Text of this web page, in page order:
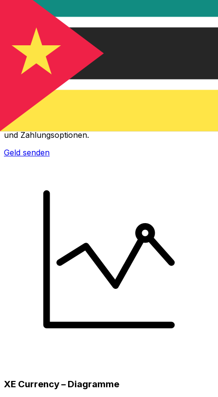
XE Internationaler Geldtransfer
Geld schnell, sicher und einfach online versenden. Live-
Verfolgung und Benachrichtigungen + flexible Liefer-
und Zahlungsoptionen.
Geld senden
XE Currency – Diagramme